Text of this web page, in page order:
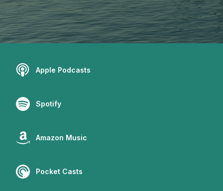
Apple Podcasts
Spotify
Amazon Music
Pocket Casts